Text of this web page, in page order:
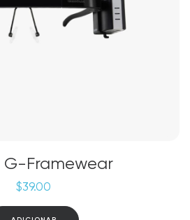
G-Framewear
$39.00